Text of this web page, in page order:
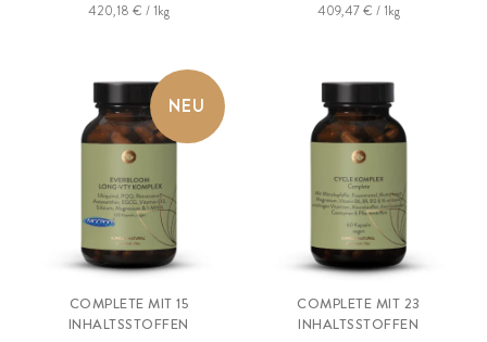
420,18 € / 1kg
409,47 € / 1kg
NEU
COMPLETE MIT 15
INHALTSSTOFFEN
COMPLETE MIT 23
INHALTSSTOFFEN